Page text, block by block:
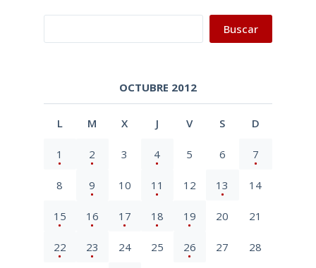
Buscar
OCTUBRE 2012
L M X J V S D
1 2 3 4 5 6 7
8 9 10 11 12 13 14
15 16 17 18 19 20 21
22 23 24 25 26 27 28